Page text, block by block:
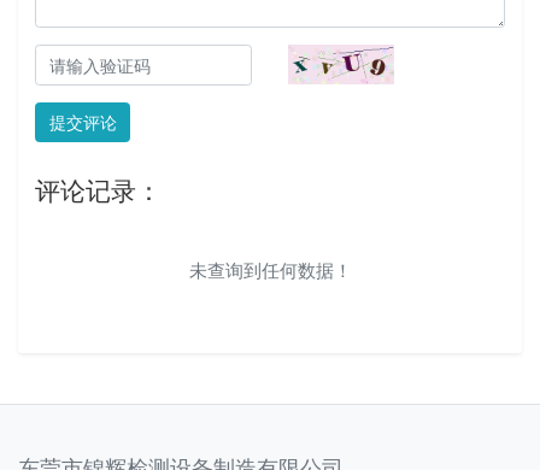
提交评论
评论记录：
未查询到任何数据！